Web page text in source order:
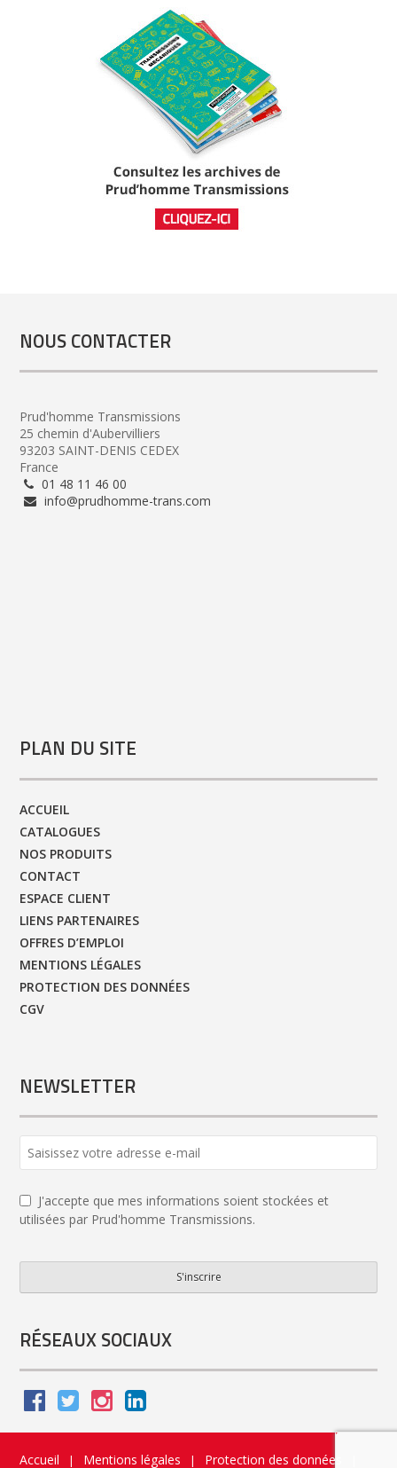
NOUS CONTACTER
Prud'homme Transmissions
25 chemin d'Aubervilliers
93203 SAINT-DENIS CEDEX
France
01 48 11 46 00
info@prudhomme-trans.com
PLAN DU SITE
ACCUEIL
CATALOGUES
NOS PRODUITS
CONTACT
ESPACE CLIENT
LIENS PARTENAIRES
OFFRES D’EMPLOI
MENTIONS LÉGALES
PROTECTION DES DONNÉES
CGV
NEWSLETTER
J'accepte que mes informations soient stockées et
utilisées par Prud'homme Transmissions.
S'inscrire
RÉSEAUX SOCIAUX
Accueil | Mentions légales | Protection des données